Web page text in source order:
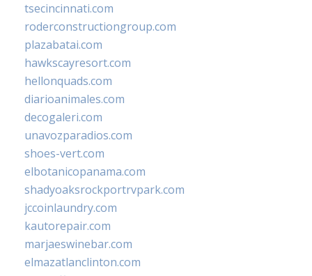
tsecincinnati.com
roderconstructiongroup.com
plazabatai.com
hawkscayresort.com
hellonquads.com
diarioanimales.com
decogaleri.com
unavozparadios.com
shoes-vert.com
elbotanicopanama.com
shadyoaksrockportrvpark.com
jccoinlaundry.com
kautorepair.com
marjaeswinebar.com
elmazatlanclinton.com